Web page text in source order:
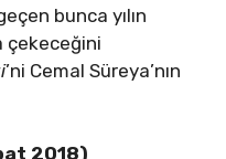
bunca yılın
çekeceğini
’ni Cemal Süreya’nın
2018)